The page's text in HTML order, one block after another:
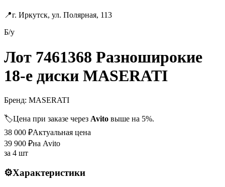
📍г. Иркутск, ул. Полярная, 113
Б/у
Лот 7461368 Разноширокие
18-е диски MASERATI
Бренд: MASERATI
🏷️Цена при заказе через Avito выше на 5%.
38 000 ₽Актуальная цена
39 900 ₽на Avito
за 4 шт
⚙️Характеристики